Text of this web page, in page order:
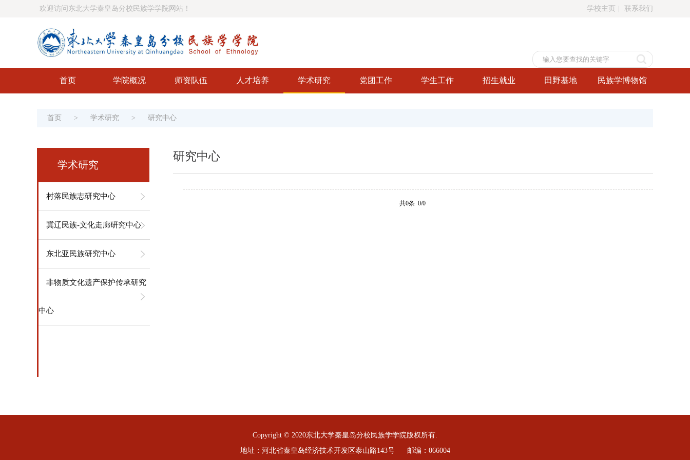
学校主页 联系我们
欢迎访问东北大学秦皇岛分校民族学学院网站！
首页 学院概况 师资队伍 人才培养 学术研究 党团工作 学生工作 招生就业 田野基地 民族学博物馆
首页 > 学术研究 > 研究中心
学术研究
村落民族志研究中心
冀辽民族-文化走廊研究中心
东北亚民族研究中心
非物质文化遗产保护传承研究
中心
研究中心
共0条 0/0
Copyright © 2020东北大学秦皇岛分校民族学学院版权所有.
地址：河北省秦皇岛经济技术开发区泰山路143号 邮编：066004